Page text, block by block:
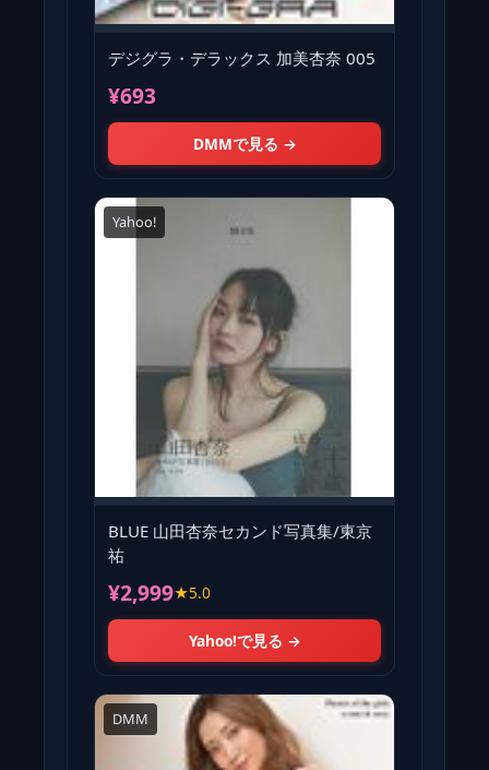
デジグラ・デラックス 加美杏奈 005
¥693
DMMで見る →
Yahoo!
BLUE 山田杏奈セカンド写真集/東京
祐
¥2,999★5.0
Yahoo!で見る →
DMM